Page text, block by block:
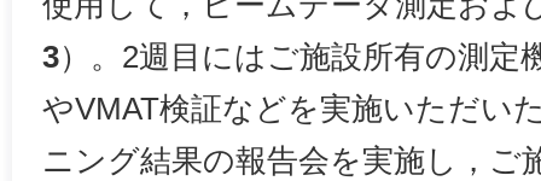
3）。2週目にはご施設所有の測定
やVMAT検証などを実施いただい
ニング結果の報告会を実施し，ご